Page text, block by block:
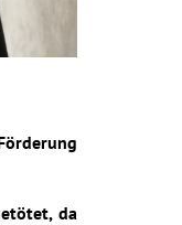
da